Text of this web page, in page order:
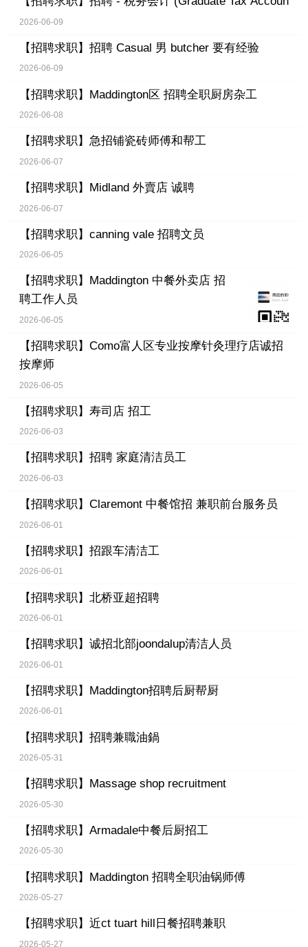
2026-06-09
【招聘求职】 招聘 Casual 男 butcher 要有经验
2026-06-09
【招聘求职】 Maddington区 招聘全职厨房杂工
2026-06-08
【招聘求职】 急招铺瓷砖师傅和帮工
2026-06-07
【招聘求职】 Midland 外賣店 诚聘
2026-06-07
【招聘求职】 canning vale 招聘文员
2026-06-05
【招聘求职】
Maddington 中餐外卖店 招
聘工作人员
2026-06-05
【招聘求职】 Como富人区专业按摩针灸理疗店诚招
按摩师
2026-06-05
【招聘求职】 寿司店 招工
2026-06-03
【招聘求职】 招聘 家庭清洁员工
2026-06-03
【招聘求职】 Claremont 中餐馆招 兼职前台服务员
2026-06-01
【招聘求职】 招跟车清洁工
2026-06-01
【招聘求职】 北桥亚超招聘
2026-06-01
【招聘求职】 诚招北部joondalup清洁人员
2026-06-01
【招聘求职】 Maddington招聘后厨帮厨
2026-06-01
【招聘求职】 招聘兼職油鍋
2026-05-31
【招聘求职】 Massage shop recruitment
2026-05-30
【招聘求职】 Armadale中餐后厨招工
2026-05-30
【招聘求职】 Maddington 招聘全职油锅师傅
2026-05-27
【招聘求职】 近ct tuart hill日餐招聘兼职
2026-05-27